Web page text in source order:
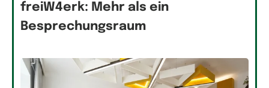
freiW4erk: Mehr als ein
Besprechungsraum